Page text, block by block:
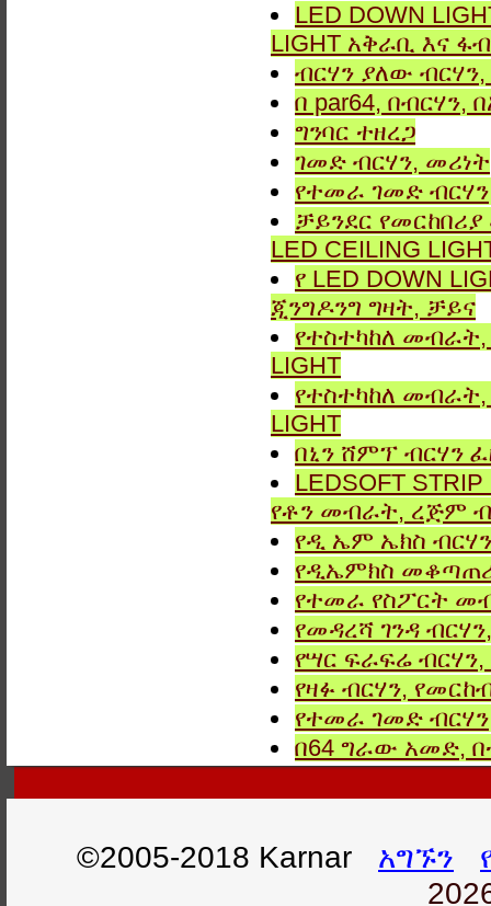
LED DOWN
LIGHT አቅራቢ እና
ብርሃን ያለው ብርሃን,
በ par64, በብርሃን,
ግንባር ​​ተዘረጋ
ገመድ ብርሃን, መሪነት
የተመራ ገመድ
ቻይንደር
LED CEILING
የ LED DOWN
ጂንግዶንግ ግዛት, ቻይና
የተስተካከለ መብራት,
LIGHT
የተስተካከለ መብራት,
LIGHT
በኒን ሸምፕ ብርሃን
LEDSOFT
የቶን መብራት, ረጅም
የዲ ኤም ኤክስ
የዲኤምክስ
የተመራ የስፖርት
የመዳረሻ ገንዳ
የሣር ፍራፍሬ
የዛፉ ብርሃን,
የተመራ ገመድ
በ64 ግራው አመድ,
©2005-2018 Karnar አግኙን